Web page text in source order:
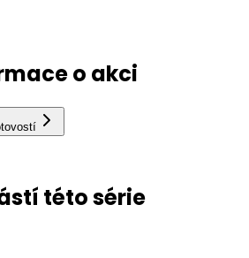
o akci
této série